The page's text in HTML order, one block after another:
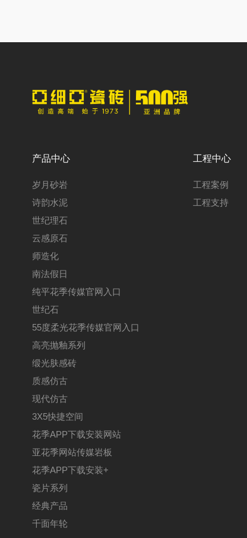
产品中心
岁月砂岩
诗韵水泥
世纪理石
云感原石
师造化
南法假日
纯平花季传媒官网入口
世纪石
55度柔光花季传媒官网入口
高亮抛釉系列
缎光肤感砖
质感仿古
现代仿古
3X5快捷空间
花季APP下载安装网站
亚花季网站传媒岩板
花季APP下载安装+
瓷片系列
经典产品
千面年轮
工程中心
工程案例
工程支持